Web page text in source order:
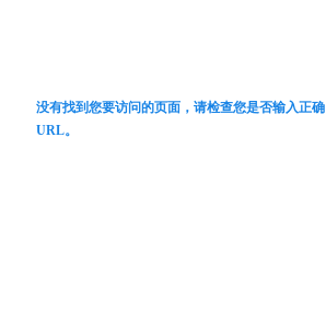
没有找到您要访问的页面，请检查您是否输入正确
URL。